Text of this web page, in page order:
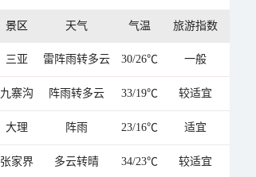
景区 天气 气温 旅游指数
三亚 雷阵雨转多云 30/26℃ 一般
九寨沟 阵雨转多云 33/19℃ 较适宜
大理 阵雨 23/16℃ 适宜
张家界 多云转晴 34/23℃ 较适宜